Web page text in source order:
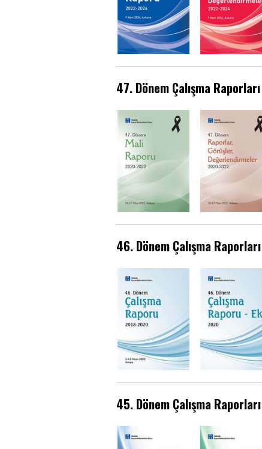
47. Dönem Çalışma Raporları
46. Dönem Çalışma Raporları
45. Dönem Çalışma Raporları